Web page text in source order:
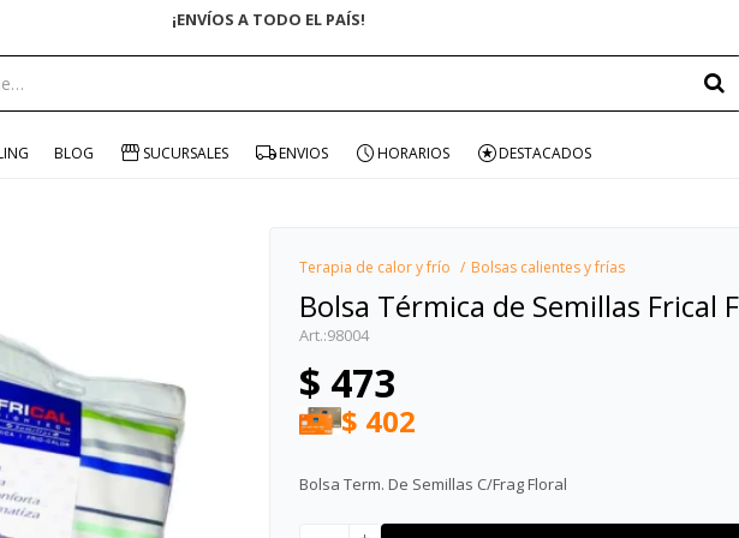
ENVÍO GRATIS EN COMPRAS +$1500 CON CUPÓN "ENVÍO"
BLOG SUCURSALES ENVIOS HORARIOS DESTACADOS
Terapia de calor y frío Bolsas calientes y frías
Bolsa Térmica de Semillas Frical
98004
$ 473
$ 402
Bolsa Term. De Semillas C/Frag Floral